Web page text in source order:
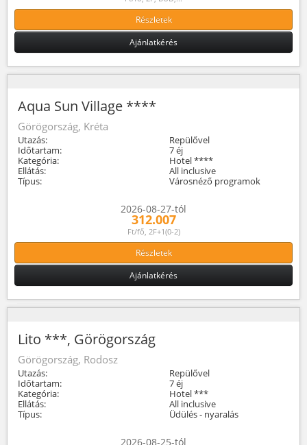
Részletek
Ajánlatkérés
Aqua Sun Village ****
Görögország, Kréta
Utazás:
Repülővel
Időtartam:
7 éj
Kategória:
Hotel ****
Ellátás:
All inclusive
Típus:
Városnéző programok
2026-08-27-tól
312.007
Ft/fő, 2F+1(0-2)
Részletek
Ajánlatkérés
Lito ***, Görögország
Görögország, Rodosz
Utazás:
Repülővel
Időtartam:
7 éj
Kategória:
Hotel ***
Ellátás:
All inclusive
Típus:
Üdülés - nyaralás
2026-08-25-tól